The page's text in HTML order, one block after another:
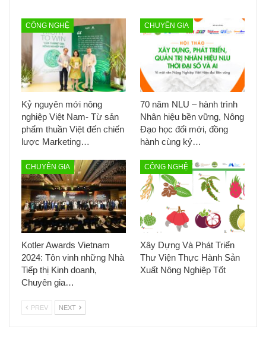
CÔNG NGHỆ
Kỷ nguyên mới nông
nghiệp Việt Nam- Từ sản
phẩm thuần Việt đến chiến
lược Marketing…
CHUYÊN GIA
70 năm NLU – hành trình
Nhân hiệu bền vững, Nông
Đạo học đổi mới, đồng
hành cùng kỷ…
CHUYÊN GIA
Kotler Awards Vietnam
2024: Tôn vinh những Nhà
Tiếp thị Kinh doanh,
Chuyên gia…
CÔNG NGHỆ
Xây Dựng Và Phát Triển
Thư Viện Thực Hành Sản
Xuất Nông Nghiệp Tốt
PREV NEXT